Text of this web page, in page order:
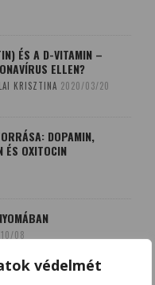
védelmét
ÉS A D-VITAMIN –
ELLEN?
KRISZTINA 2020/03/20
DOPAMIN,
ÉS OXITOCIN
08